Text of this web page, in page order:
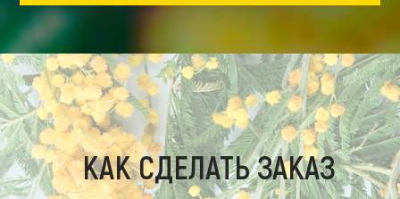
КАК СДЕЛАТЬ ЗАКАЗ